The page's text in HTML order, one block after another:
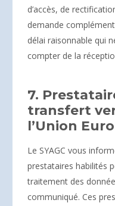
d’accès, de
demande
délai raisonnable qui
compter de la
7.
transfert
l’Union
Le SYAGC vous
prestataires habilités
traitement des
communiqué. Ces